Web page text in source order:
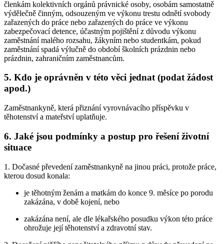
členkám kolektivních orgánů právnické osoby, osobám samostatně
výdělečně činným, odsouzeným ve výkonu trestu odnětí svobody
zařazených do práce nebo zařazených do práce ve výkonu
zabezpečovací detence, účastným pojištění z důvodu výkonu
zaměstnání malého rozsahu, žákyním nebo studentkám, pokud
zaměstnání spadá výlučně do období školních prázdnin nebo
prázdnin, zahraničním zaměstnancům.
5. Kdo je oprávněn v této věci jednat (podat žádost
apod.)
Zaměstnankyně, která přiznání vyrovnávacího příspěvku v
těhotenství a mateřství uplatňuje.
6. Jaké jsou podmínky a postup pro řešení životní
situace
1. Dočasné převedení zaměstnankyně na jinou práci, protože práce,
kterou dosud konala:
je těhotným ženám a matkám do konce 9. měsíce po porodu
zakázána, v době kojení, nebo
zakázána není, ale dle lékařského posudku výkon této práce
ohrožuje její těhotenství a zdravotní stav.